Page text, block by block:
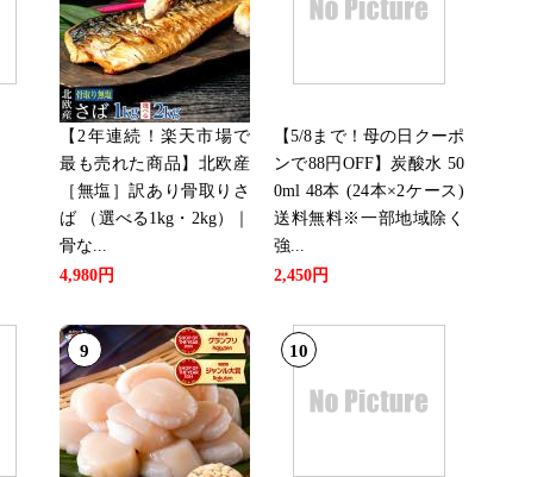
【2年連続！楽天市場で
最も売れた商品】北欧産
［無塩］訳あり骨取りさ
ば （選べる1kg・2kg）｜
骨な...
4,980円
【5/8まで！母の日クーポ
ンで88円OFF】炭酸水 50
0ml 48本 (24本×2ケース)
送料無料※一部地域除く
強...
2,450円
9 10